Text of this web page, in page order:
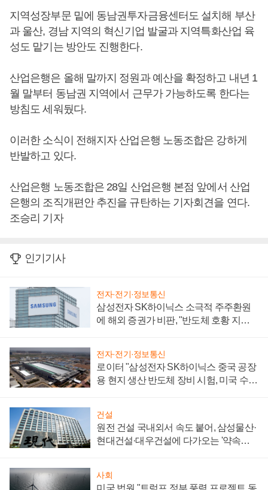
지역성장부문 밑에 동남권투자금융센터도 설치해 부산
과 울산, 경남 지역의 혁신기업 발굴과 지역특화산업 육
성도 맡기는 방안도 진행한다.
산업은행은 올해 말까지 정원과 예산을 확정하고 내년 1
월 말부터 동남권 지역에서 근무가 가능하도록 한다는
방침도 세워뒀다.
이러한 소식이 전해지자 산업은행 노동조합은 강하게
반발하고 있다.
산업은행 노동조합은 28일 산업은행 본점 앞에서 산업
은행의 조직개편안 추진을 규탄하는 기자회견을 연다.
조승리 기자
인기기사
전자·전기·정보통신
삼성전자 SK하이닉스 소극적 주주환원
에 해외 증권가 비판, "반도체 호황 지속
전자·전기·정보통신
로이터 "삼성전자 SK하이닉스 중국 공장
용 현지 생산 반도체 장비 시험, 미국 수출
건설
원전 건설 국내외서 속도 붙어, 삼성물산·
현대건설·대우건설에 다가오는 '약속의
사회
미국 법원 "트럼프 정부 풍력 프로젝트 동